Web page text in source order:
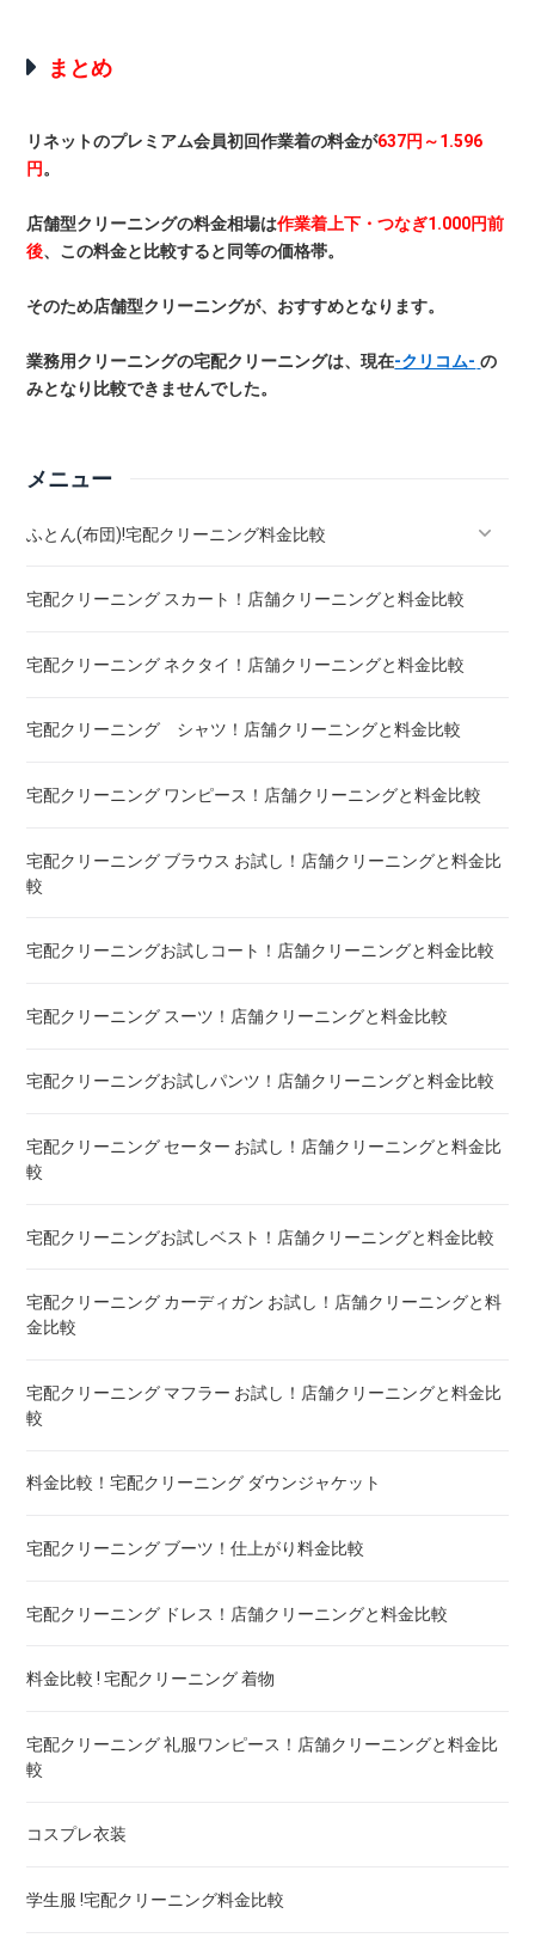
まとめ
リネットのプレミアム会員初回作業着の料金が637円～1.596
円。
店舗型クリーニングの料金相場は作業着上下・つなぎ1.000円前
後、この料金と比較すると同等の価格帯。
そのため店舗型クリーニングが、おすすめとなります。
業務用クリーニングの宅配クリーニングは、現在-クリコム- の
みとなり比較できませんでした。
メニュー
ふとん(布団)!宅配クリーニング料金比較
羽毛ふとん(布団)!宅配クリーニング料金比較
こたつ布団 クリーニング ! 料金 比較
布団クリーニング ! ダニ除去率ランキング
布団クリーニング 真空圧縮サービス 料金比較 ! 市販の圧縮袋
宅配クリーニング 絨毯・カーペット ! 料金 比較
宅配クリーニング シーツ ! 安いランキング
布団クリーニング 敷布団 ! 料金 比較
布団クリーニング ベビーふとん ! 料金 比較
布団のレンタル 安いのは ! 東京・大阪・福岡
エアウィーヴ マットレスのクリーニング ! どこがいい
布団の洗濯ネット コインランドリー ! ドラム式におすすめは
布団クリーニング 防ダニ加工 ! 効果と危険性
ゴアテックス 羽毛布団 クリーニング ! 料金ランキング
こたつ布団のクリーニング代 ! 料金比較
の違いも
トゥルースリーパー マットレスのクリーニング ! どこがいい
宅配クリーニング スカート！店舗クリーニングと料金比較
宅配クリーニング ネクタイ！店舗クリーニングと料金比較
宅配クリーニング シャツ！店舗クリーニングと料金比較
宅配クリーニング ワンピース！店舗クリーニングと料金比較
宅配クリーニング ブラウス お試し！店舗クリーニングと料金比
較
宅配クリーニングお試しコート！店舗クリーニングと料金比較
宅配クリーニング スーツ！店舗クリーニングと料金比較
宅配クリーニングお試しパンツ！店舗クリーニングと料金比較
宅配クリーニング セーター お試し！店舗クリーニングと料金比
較
宅配クリーニングお試しベスト！店舗クリーニングと料金比較
宅配クリーニング カーディガン お試し！店舗クリーニングと料
金比較
宅配クリーニング マフラー お試し！店舗クリーニングと料金比
較
料金比較！宅配クリーニング ダウンジャケット
宅配クリーニング ブーツ！仕上がり料金比較
宅配クリーニング ドレス！店舗クリーニングと料金比較
料金比較 ! 宅配クリーニング 着物
宅配クリーニング 礼服ワンピース！店舗クリーニングと料金比
較
コスプレ衣装
学生服 !宅配クリーニング料金比較